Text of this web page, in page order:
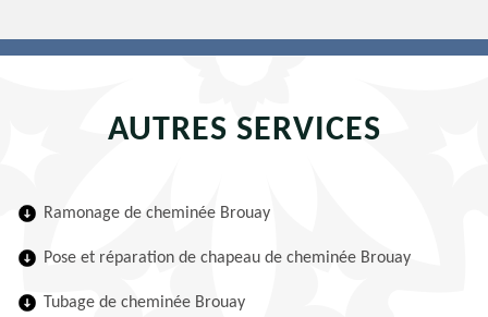
AUTRES SERVICES
Ramonage de cheminée Brouay
Pose et réparation de chapeau de cheminée Brouay
Tubage de cheminée Brouay